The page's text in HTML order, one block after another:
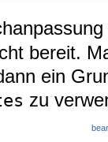
bereit.
ein
zu